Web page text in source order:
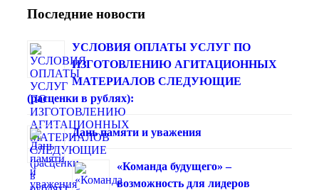
Последние новости
УСЛОВИЯ ОПЛАТЫ УСЛУГ ПО
ИЗГОТОВЛЕНИЮ АГИТАЦИОННЫХ
МАТЕРИАЛОВ СЛЕДУЮЩИЕ
(расценки в рублях):
Дань памяти и уважения
«Команда будущего» –
возможность для лидеров